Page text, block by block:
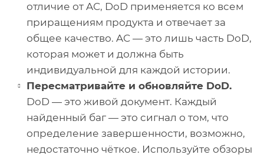
отличие от AC, DoD применяется ко всем
приращениям продукта и отвечает за
общее качество. AC — это лишь часть DoD,
которая может и должна быть
индивидуальной для каждой истории.
Пересматривайте и обновляйте DoD.
DoD — это живой документ. Каждый
найденный баг — это сигнал о том, что
определение завершенности, возможно,
недостаточно чёткое. Используйте обзоры